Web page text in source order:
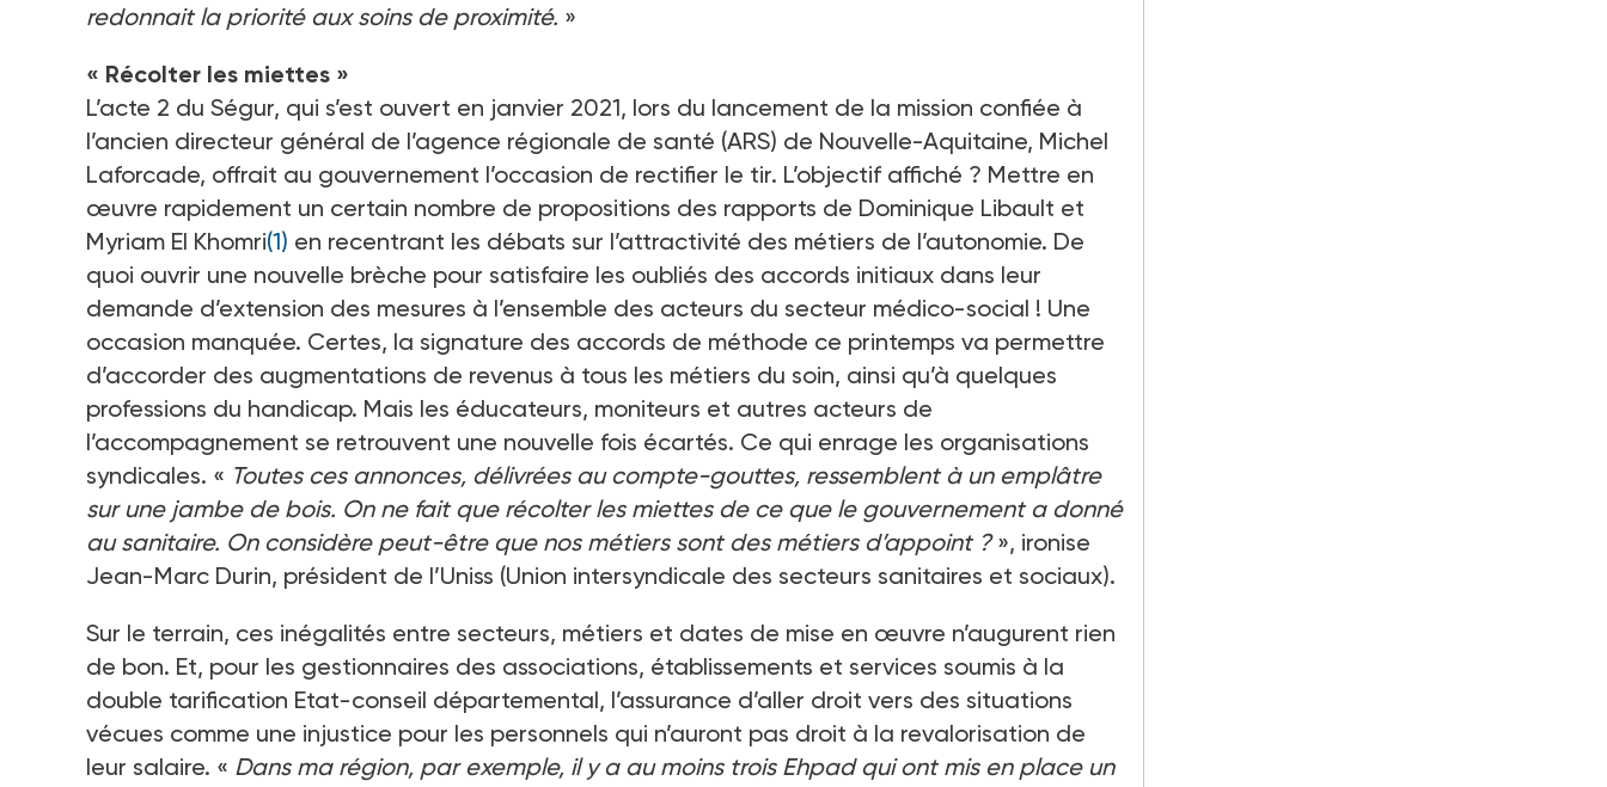
redonnait la priorité aux soins de proximité. »
« Récolter les miettes »
L’acte 2 du Ségur, qui s’est ouvert en janvier 2021, lors du lancement de la mission confiée à
l’ancien directeur général de l’agence régionale de santé (ARS) de Nouvelle-Aquitaine, Michel
Laforcade, offrait au gouvernement l’occasion de rectifier le tir. L’objectif affiché ? Mettre en
œuvre rapidement un certain nombre de propositions des rapports de Dominique Libault et
Myriam El Khomri(1) en recentrant les débats sur l’attractivité des métiers de l’autonomie. De
quoi ouvrir une nouvelle brèche pour satisfaire les oubliés des accords initiaux dans leur
demande d’extension des mesures à l’ensemble des acteurs du secteur médico-social ! Une
occasion manquée. Certes, la signature des accords de méthode ce printemps va permettre
d’accorder des augmentations de revenus à tous les métiers du soin, ainsi qu’à quelques
professions du handicap. Mais les éducateurs, moniteurs et autres acteurs de
l’accompagnement se retrouvent une nouvelle fois écartés. Ce qui enrage les organisations
syndicales. « Toutes ces annonces, délivrées au compte-gouttes, ressemblent à un emplâtre
sur une jambe de bois. On ne fait que récolter les miettes de ce que le gouvernement a donné
au sanitaire. On considère peut-être que nos métiers sont des métiers d’appoint ?», ironise
Jean-Marc Durin, président de l’Uniss (Union intersyndicale des secteurs sanitaires et sociaux).
Sur le terrain, ces inégalités entre secteurs, métiers et dates de mise en œuvre n’augurent rien
de bon. Et, pour les gestionnaires des associations, établissements et services soumis à la
double tarification Etat-conseil départemental, l’assurance d’aller droit vers des situations
vécues comme une injustice pour les personnels qui n’auront pas droit à la revalorisation de
leur salaire. « Dans ma région, par exemple, il y a au moins trois Ehpad qui ont mis en place un